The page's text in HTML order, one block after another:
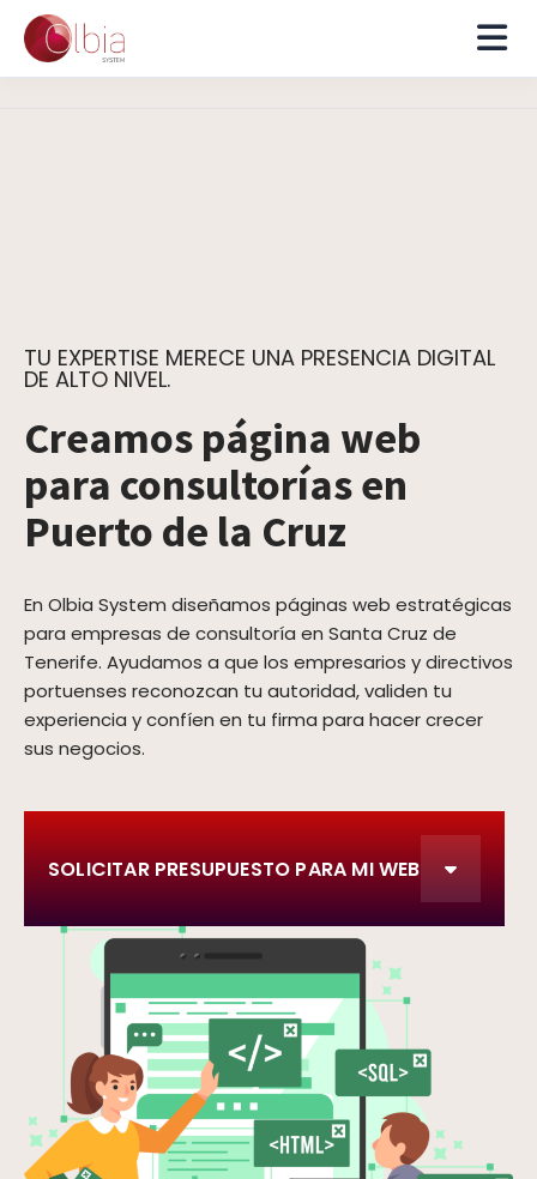
TU EXPERTISE MERECE UNA PRESENCIA DIGITAL
DE ALTO NIVEL.
Creamos página web
para consultorías en
Puerto de la Cruz
En Olbia System diseñamos páginas web estratégicas
para empresas de consultoría en Santa Cruz de
Tenerife. Ayudamos a que los empresarios y directivos
portuenses reconozcan tu autoridad, validen tu
experiencia y confíen en tu firma para hacer crecer
sus negocios.
SOLICITAR PRESUPUESTO PARA MI WEB